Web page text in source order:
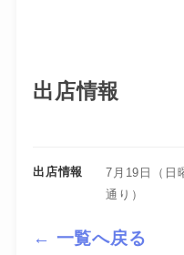
出店情報
出店情報 7月19日（日
通り）
← 一覧へ戻る